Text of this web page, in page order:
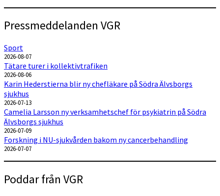
Pressmeddelanden VGR
Sport
2026-08-07
Tätare turer i kollektivtrafiken
2026-08-06
Karin Hederstierna blir ny chefläkare på Södra Älvsborgs
sjukhus
2026-07-13
Camelia Larsson ny verksamhetschef för psykiatrin på Södra
Älvsborgs sjukhus
2026-07-09
Forskning i NU-sjukvården bakom ny cancerbehandling
2026-07-07
Poddar från VGR